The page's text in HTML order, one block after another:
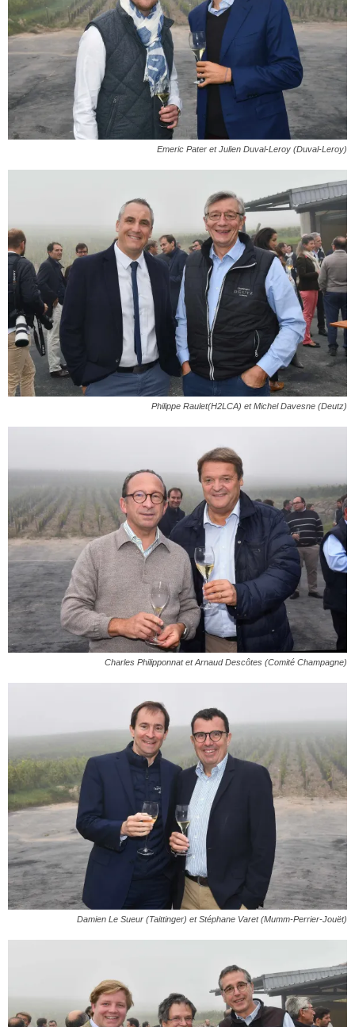
Emeric Pater et Julien Duval-Leroy (Duval-Leroy)
Philippe Raulet(H2LCA) et Michel Davesne (Deutz)
Charles Philipponnat et Arnaud Descôtes (Comité Champagne)
Damien Le Sueur (Taittinger) et Stéphane Varet (Mumm-Perrier-Jouët)